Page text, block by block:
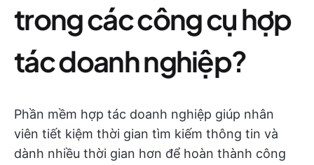
trong các công cụ hợp
tác doanh nghiệp?
Phần mềm hợp tác doanh nghiệp giúp nhân
viên tiết kiệm thời gian tìm kiếm thông tin và
dành nhiều thời gian hơn để hoàn thành công